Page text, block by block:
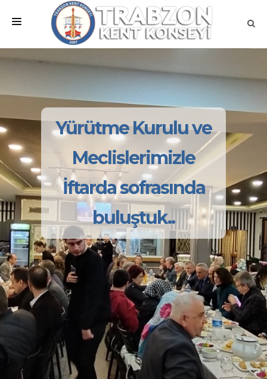
ANA SAYFA
MEVZUATLAR
MECLİSLER
ÇALIŞMA GRUPLARI
İLETİŞİM
Yürütme Kurulu ve
Meclislerimizle
İftarda sofrasında
buluştuk..